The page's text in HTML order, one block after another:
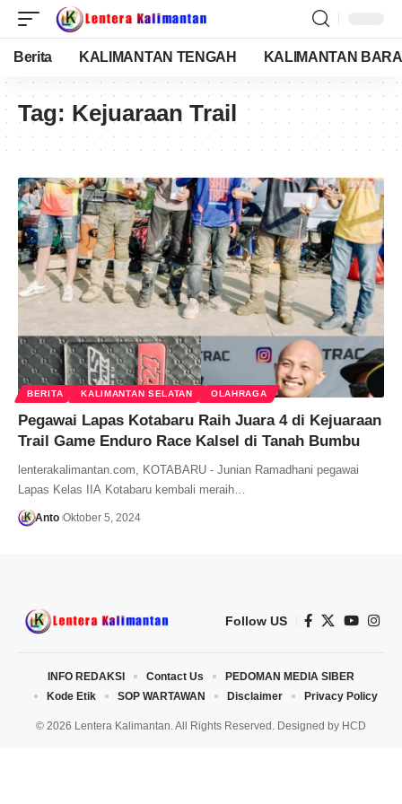
Berita KALIMANTAN TENGAH KALIMANTAN
Tag: Kejuaraan Trail
BERITA KALIMANTAN SELATAN OLAHRAGA
Pegawai Lapas Kotabaru Raih Juara 4 di Kejuaraan
Trail Game Enduro Race Kalsel di Tanah Bumbu
lenterakalimantan.com, KOTABARU - Junian Ramadhani pegawai
Lapas Kelas IIA Kotabaru kembali meraih…
Anto Oktober 5, 2024
Follow US
© 2026 Lentera Kalimantan. All Rights Reserved. Designed by HCD
INFO REDAKSI Contact Us
PEDOMAN MEDIA SIBER
Kode Etik
SOP WARTAWAN Disclaimer Privacy Policy